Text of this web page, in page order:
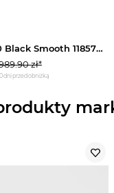
Glany 1490 Black Smooth 11857001 (DR49-a) Dr. Martens
zł*
dni przed obniżką